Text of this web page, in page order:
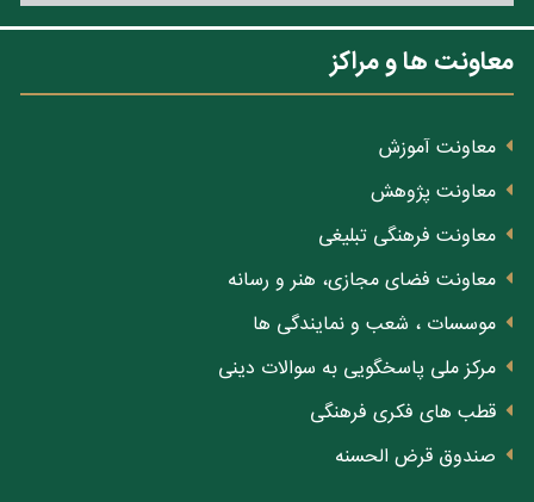
معاونت ها و مراکز
معاونت آموزش
معاونت پژوهش
معاونت فرهنگی تبلیغی
معاونت فضای مجازی، هنر و رسانه
موسسات ، شعب و نمایندگی ها
مرکز ملی پاسخگویی به سوالات دینی
قطب های فکری فرهنگی
صندوق قرض الحسنه